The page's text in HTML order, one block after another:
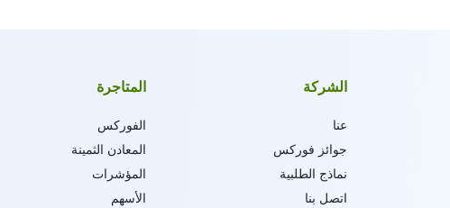
الشركة
عنا
جوائز فوركس
نماذج الطلبية
اتصل بنا
المتاجرة
الفوركس
المعادن الثمينة
المؤشرات
الأسهم